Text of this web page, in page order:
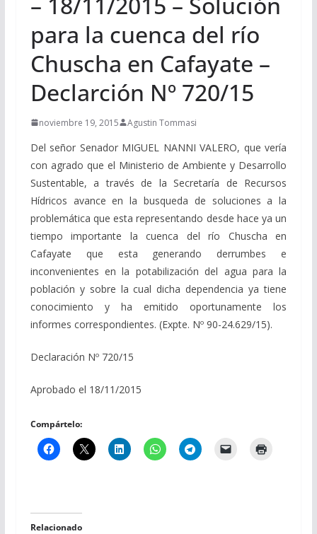
para la cuenca del río
Chuscha en Cafayate –
Declarción Nº 720/15
noviembre 19, 2015 Agustin Tommasi
Del señor Senador MIGUEL NANNI VALERO, que vería
con agrado que el Ministerio de Ambiente y Desarrollo
Sustentable, a través de la Secretaría de Recursos
Hídricos avance en la busqueda de soluciones a la
problemática que esta representando desde hace ya un
tiempo importante la cuenca del río Chuscha en
Cafayate que esta generando derrumbes e
inconvenientes en la potabilización del agua para la
población y sobre la cual dicha dependencia ya tiene
conocimiento y ha emitido oportunamente los
informes correspondientes. (Expte. Nº 90-24.629/15).
Declaración Nº 720/15
Aprobado el 18/11/2015
Compártelo:
Relacionado